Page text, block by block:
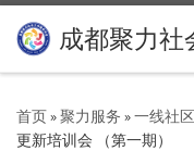
Skip to content
成都聚力社
首页»聚力服务 »一线社
更新培训会 （第一期）